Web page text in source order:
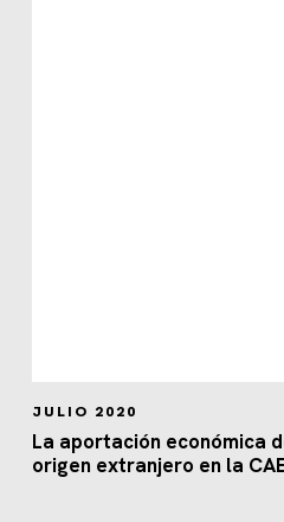
JULIO 2020
La aportación económica
origen extranjero en la